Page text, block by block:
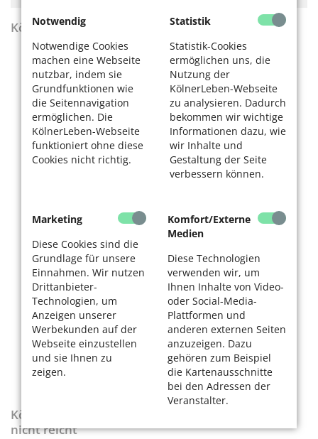
Notwendig
Notwendige Cookies
machen eine Webseite
nutzbar, indem sie
Grundfunktionen wie
die Seitennavigation
ermöglichen. Die
KölnerLeben-Webseite
funktioniert ohne diese
Cookies nicht richtig.
Statistik
Statistik-Cookies
ermöglichen uns, die
Nutzung der
KölnerLeben-Webseite
zu analysieren. Dadurch
bekommen wir wichtige
Informationen dazu, wie
wir Inhalte und
Gestaltung der Seite
verbessern können.
Marketing
Diese Cookies sind die
Grundlage für unsere
Einnahmen. Wir nutzen
Drittanbieter-
Technologien, um
Anzeigen unserer
Werbekunden auf der
Webseite einzustellen
und sie Ihnen zu
zeigen.
Komfort/Externe
Medien
Diese Technologien
verwenden wir, um
Ihnen Inhalte von Video-
oder Social-Media-
Plattformen und
anderen externen Seiten
anzuzeigen. Dazu
gehören zum Beispiel
die Kartenausschnitte
bei den Adressen der
Veranstalter.
KölnerLeben Sommer 2026
KölnerLeben-Sonderausgabe „Wenn die Rente
nicht reicht“